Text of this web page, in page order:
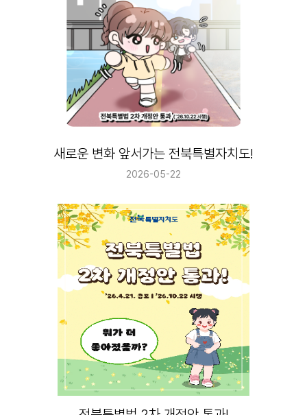
새로운 변화 앞서가는 전북특별자치도!
2026-05-22